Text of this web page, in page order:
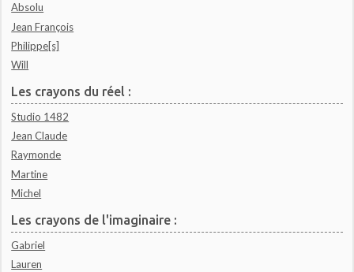
Absolu
Jean François
Philippe[s]
Will
Les crayons du réel :
Studio 1482
Jean Claude
Raymonde
Martine
Michel
Les crayons de l'imaginaire :
Gabriel
Lauren